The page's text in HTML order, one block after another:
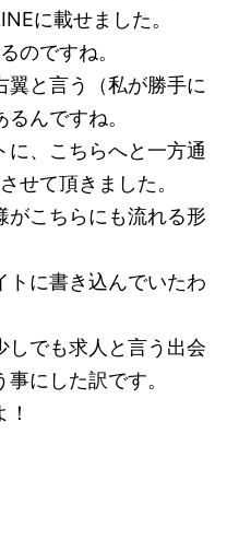
に載せました。
のですね。
翼と言う（私が勝手に
んですね。
に、こちらへと一方通
せて頂きました。
がこちらにも流れる形
トに書き込んでいたわ
しでも求人と言う出会
にした訳です。